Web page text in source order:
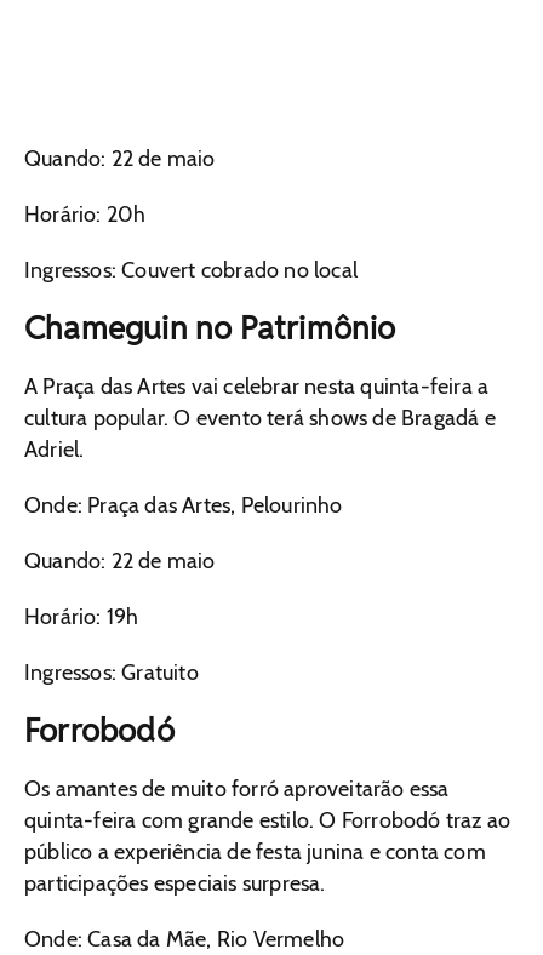
Quando: 22 de maio
Horário: 20h
Ingressos: Couvert cobrado no local
Chameguin no Patrimônio
A Praça das Artes vai celebrar nesta quinta-feira a
cultura popular. O evento terá shows de Bragadá e
Adriel.
Onde: Praça das Artes, Pelourinho
Quando: 22 de maio
Horário: 19h
Ingressos: Gratuito
Forrobodó
Os amantes de muito forró aproveitarão essa
quinta-feira com grande estilo. O Forrobodó traz ao
público a experiência de festa junina e conta com
participações especiais surpresa.
Onde: Casa da Mãe, Rio Vermelho